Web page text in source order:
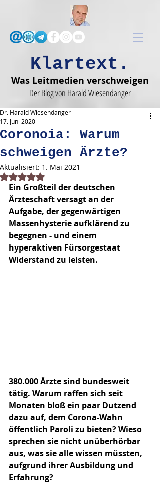
Klartext.
Was Leitmedien verschweigen
Der Blog von Harald Wiesendanger
Coronoia: Warum
schweigen Ärzte?
Dr. Harald Wiesendanger
17. Juni 2020
Aktualisiert: 1. Mai 2021
Mit NaN von 5 Sternen bewertet.
Ein Großteil der deutschen
Ärzteschaft versagt an der
Aufgabe, der gegenwärtigen
Massenhysterie aufklärend zu
begegnen - und einem
hyperaktiven Fürsorgestaat
Widerstand zu leisten.
380.000 Ärzte sind bundesweit
tätig. Warum raffen sich seit
Monaten bloß ein paar Dutzend
dazu auf, dem Corona-Wahn
öffentlich Paroli zu bieten? Wieso
sprechen sie nicht unüberhörbar
aus, was sie alle wissen müssten,
aufgrund ihrer Ausbildung und
Erfahrung?